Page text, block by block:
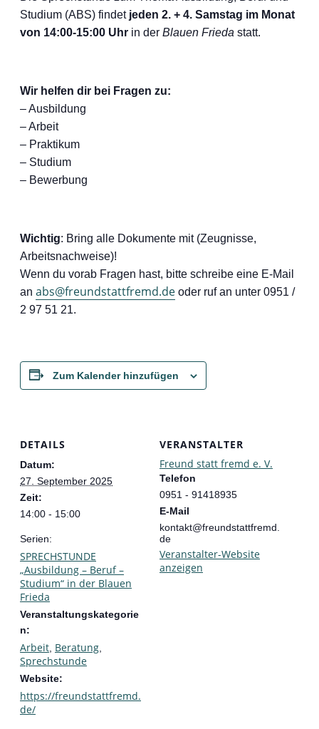
Studium (ABS) findet jeden 2. + 4. Samstag im Monat
von 14:00-15:00 Uhr in der Blauen Frieda statt.
Wir helfen dir bei Fragen zu:
– Ausbildung
– Arbeit
– Praktikum
– Studium
– Bewerbung
Wichtig: Bring alle Dokumente mit (Zeugnisse,
Arbeitsnachweise)!
Wenn du vorab Fragen hast, bitte schreibe eine E-Mail
an abs@freundstattfremd.de oder ruf an unter 0951 /
2 97 51 21.
Zum Kalender hinzufügen
DETAILS
Datum:
27. September 2025
Zeit:
14:00 - 15:00
Serien:
SPRECHSTUNDE
„Ausbildung – Beruf –
Studium“ in der Blauen
Frieda
Veranstaltungskategorie
n:
Arbeit Beratung
Sprechstunde
Website:
https://freundstattfremd.
de/
VERANSTALTER
Freund statt fremd e. V.
Telefon
0951 - 91418935
E-Mail
kontakt@freundstattfremd.
de
Veranstalter-Website
anzeigen